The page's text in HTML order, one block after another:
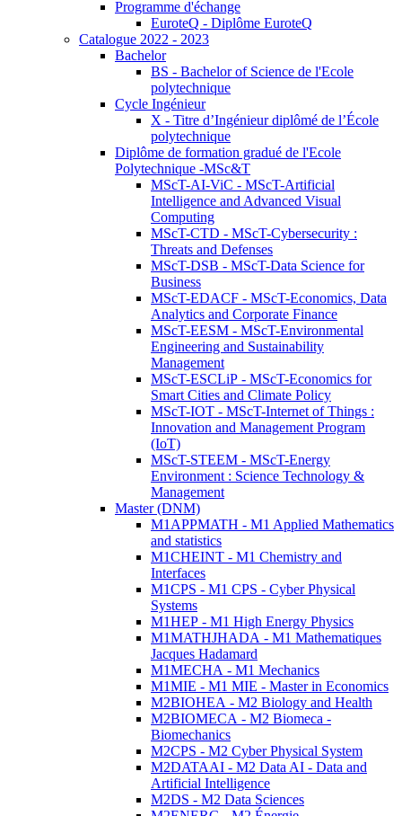
Programme d'échange
EuroteQ - Diplôme EuroteQ
Catalogue 2022 - 2023
Bachelor
BS - Bachelor of Science de l'Ecole
polytechnique
Cycle Ingénieur
X - Titre d’Ingénieur diplômé de l’École
polytechnique
Diplôme de formation gradué de l'Ecole
Polytechnique -MSc&T
MScT-AI-ViC - MScT-Artificial
Intelligence and Advanced Visual
Computing
MScT-CTD - MScT-Cybersecurity :
Threats and Defenses
MScT-DSB - MScT-Data Science for
Business
MScT-EDACF - MScT-Economics, Data
Analytics and Corporate Finance
MScT-EESM - MScT-Environmental
Engineering and Sustainability
Management
MScT-ESCLiP - MScT-Economics for
Smart Cities and Climate Policy
MScT-IOT - MScT-Internet of Things :
Innovation and Management Program
(IoT)
MScT-STEEM - MScT-Energy
Environment : Science Technology &
Management
Master (DNM)
M1APPMATH - M1 Applied Mathematics
and statistics
M1CHEINT - M1 Chemistry and
Interfaces
M1CPS - M1 CPS - Cyber Physical
Systems
M1HEP - M1 High Energy Physics
M1MATHJHADA - M1 Mathematiques
Jacques Hadamard
M1MECHA - M1 Mechanics
M1MIE - M1 MIE - Master in Economics
M2BIOHEA - M2 Biology and Health
M2BIOMECA - M2 Biomeca -
Biomechanics
M2CPS - M2 Cyber Physical System
M2DATAAI - M2 Data AI - Data and
Artificial Intelligence
M2DS - M2 Data Sciences